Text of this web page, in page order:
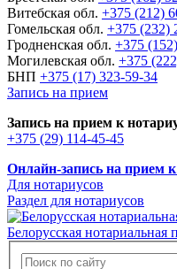
Витебская обл. +375 (212)
Гомельская обл. +375 (232)
Гродненская обл. +375
Могилевская обл. +375
БНП +375 (17) 323-59-34
Запись на прием
Запись на прием к
+375 (29) 114-45-45
Онлайн-запись на прием
Для нотариусов
Раздел для нотариусов
Белорусская нотариальная